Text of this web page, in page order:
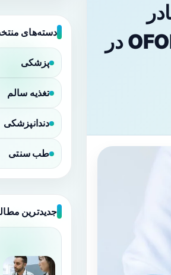
است و با متابولیسم آمینو‌اسیدی وابسته به OFOR در
دسته‌های
پزشکی
تغذیه سالم
دندانپزشکی
طب سنتی
جدیدترین